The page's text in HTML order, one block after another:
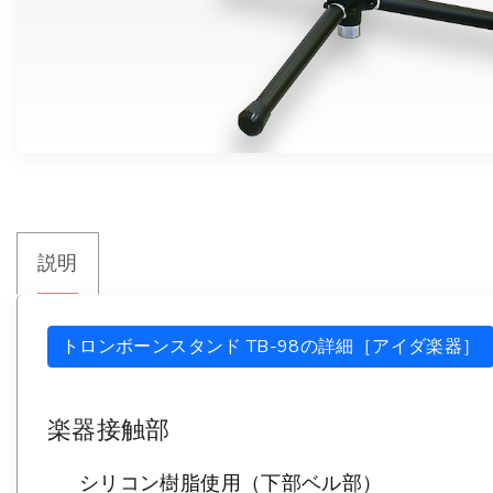
説明
トロンボーンスタンド TB-98の詳細［アイダ楽器］
楽器接触部
シリコン樹脂使用（下部ベル部）